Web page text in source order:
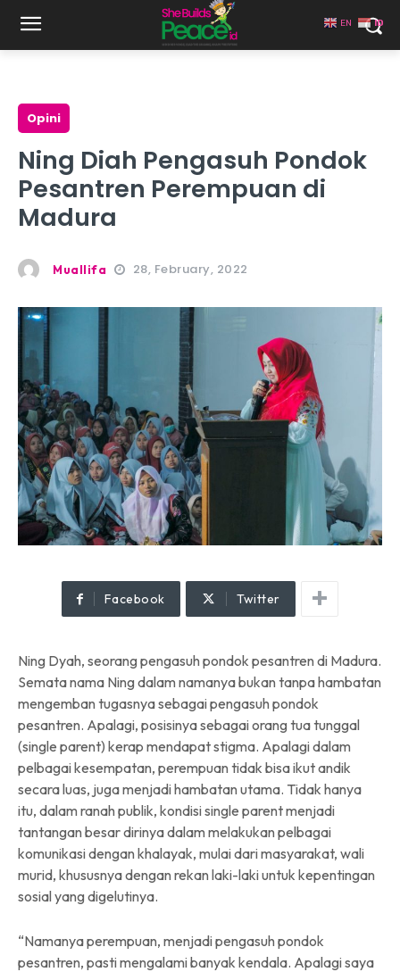
Opini
Ning Diah Pengasuh Pondok
Pesantren Perempuan di
Madura
Muallifa 28, February, 2022
Facebook Twitter
Ning Dyah, seorang pengasuh pondok pesantren di Madura.
Semata nama Ning dalam namanya bukan tanpa hambatan
mengemban tugasnya sebagai pengasuh pondok
pesantren. Apalagi, posisinya sebagai orang tua tunggal
(single parent) kerap mendapat stigma. Apalagi dalam
pelbagai kesempatan, perempuan tidak bisa ikut andik
secara luas, juga menjadi hambatan utama. Tidak hanya
itu, dalam ranah publik, kondisi single parent menjadi
tantangan besar dirinya dalam melakukan pelbagai
komunikasi dengan khalayak, mulai dari masyarakat, wali
murid, khususnya dengan rekan laki-laki untuk kepentingan
sosial yang digelutinya.
“Namanya perempuan, menjadi pengasuh pondok
pesantren, pasti mengalami banyak kendala. Apalagi saya
EN ID